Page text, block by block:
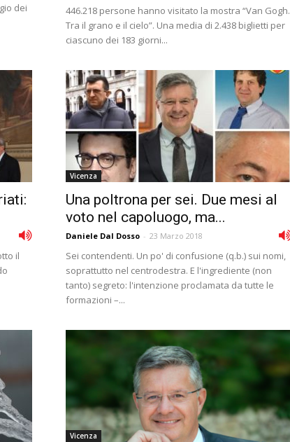
dei
446.218 persone hanno visitato la mostra “Van Gogh.
Tra il grano e il cielo”. Una media di 2.438 biglietti per
ciascuno dei 183 giorni...
il
Vicenza
Una poltrona per sei. Due mesi al
voto nel capoluogo, ma...
Daniele Dal Dosso - 23 Marzo 2018
Sei contendenti. Un po' di confusione (q.b.) sui nomi,
soprattutto nel centrodestra. E l'ingrediente (non
tanto) segreto: l'intenzione proclamata da tutte le
formazioni –...
Vicenza